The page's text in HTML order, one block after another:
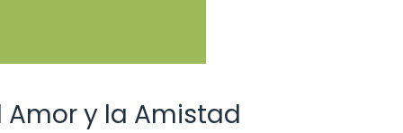
y la Amistad